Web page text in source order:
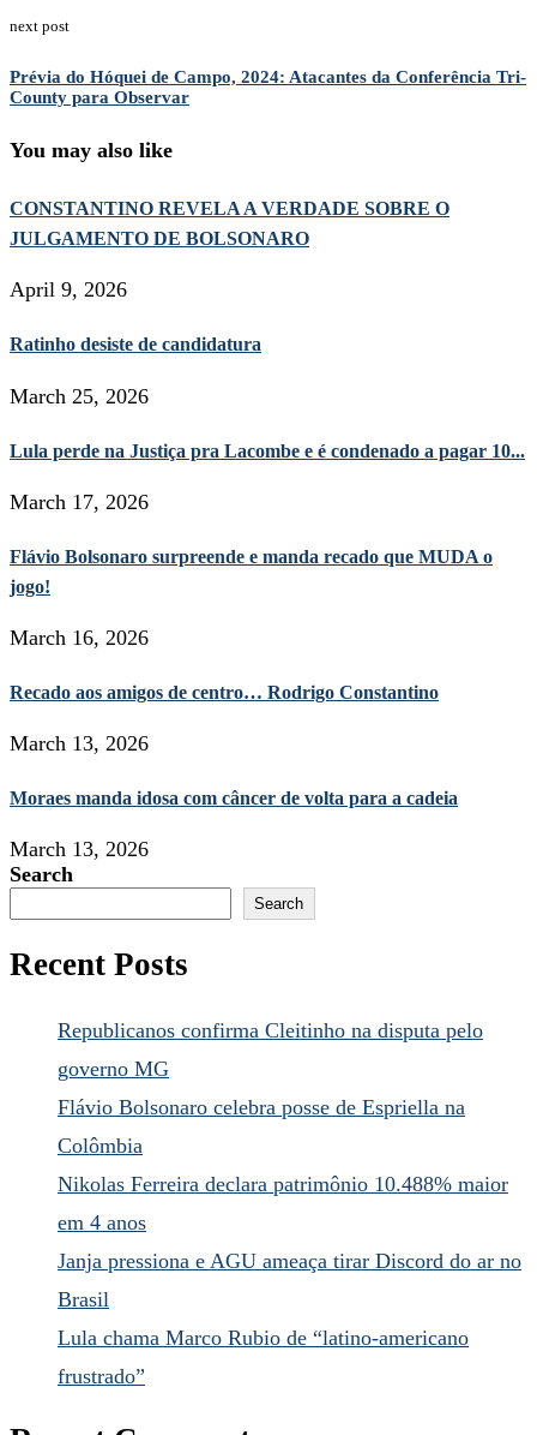
next post
Prévia do Hóquei de Campo, 2024: Atacantes da Conferência Tri-
County para Observar
You may also like
CONSTANTINO REVELA A VERDADE SOBRE O
JULGAMENTO DE BOLSONARO
April 9, 2026
Ratinho desiste de candidatura
March 25, 2026
Lula perde na Justiça pra Lacombe e é condenado a pagar 10...
March 17, 2026
Flávio Bolsonaro surpreende e manda recado que MUDA o
jogo!
March 16, 2026
Recado aos amigos de centro… Rodrigo Constantino
March 13, 2026
Moraes manda idosa com câncer de volta para a cadeia
March 13, 2026
Search
Search
Recent Posts
Republicanos confirma Cleitinho na disputa pelo
governo MG
Flávio Bolsonaro celebra posse de Espriella na
Colômbia
Nikolas Ferreira declara patrimônio 10.488% maior
em 4 anos
Janja pressiona e AGU ameaça tirar Discord do ar no
Brasil
Lula chama Marco Rubio de “latino-americano
frustrado”